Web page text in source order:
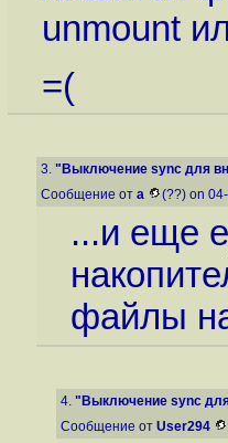
unmount
=(
3. "Выключение sync для
Сообщение от a (??) on
...и еще
файлы
4. "Выключение sync для
Сообщение от User294